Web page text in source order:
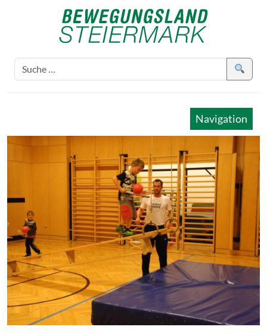
Navigation